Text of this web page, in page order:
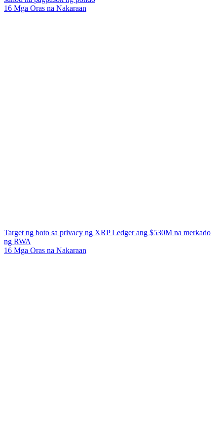
16 Mga Oras na Nakaraan
Target ng boto sa privacy ng XRP Ledger ang $530M na merkado
ng RWA
16 Mga Oras na Nakaraan